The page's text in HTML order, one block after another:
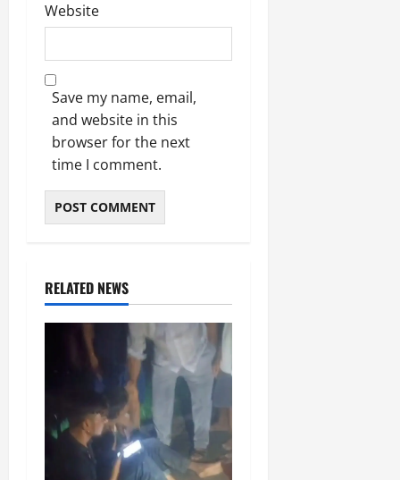
Website
Save my name, email,
and website in this
browser for the next
time I comment.
RELATED NEWS